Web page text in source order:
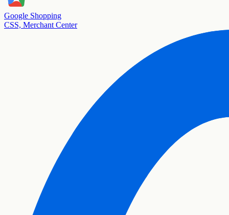
Google Shopping
CSS, Merchant Center